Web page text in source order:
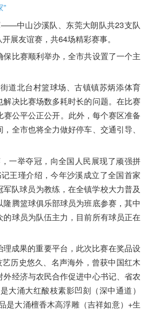
——中山沙溪队、东莞大朗队共23支队
展友谊赛，共64场精彩赛事。
比赛顺利举办，全市共设置了一个主
道北台村篮球场、古镇镇苏炳添体育
解决比赛场数多耗时长的问题。在比赛
公平公正公开。此外，每个赛区准备
全市也将全力做好停车、交通引导、
一举夺冠，向全国人民展现了顽强拼
王瑾介绍，今年沙溪成立了全国首家
队球员为教练，在全镇学校大力普及
腾篮球俱乐部球员为班底参赛，其中
球员为队伍主力，目前所有球员正在
成果的重要平台，此次比赛在奖品设
历史悠久、名声海外，曾获中国红木
经济与农民合作促进中心书记、省农
大涌大红酸枝素影凹刻（深中通道）
是大涌檀香木高浮雕（吉祥如意）+生